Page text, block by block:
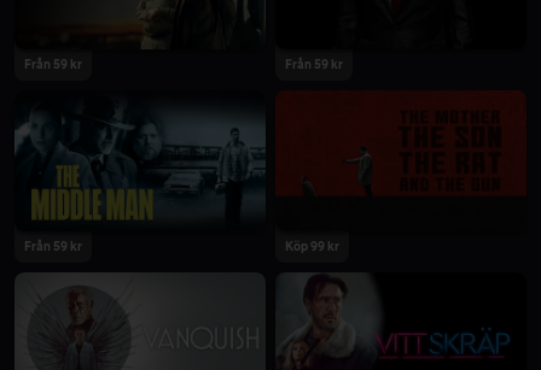
2021
Från 59 kr Från 59 kr
Från 59 kr
2021
Köp 99 kr